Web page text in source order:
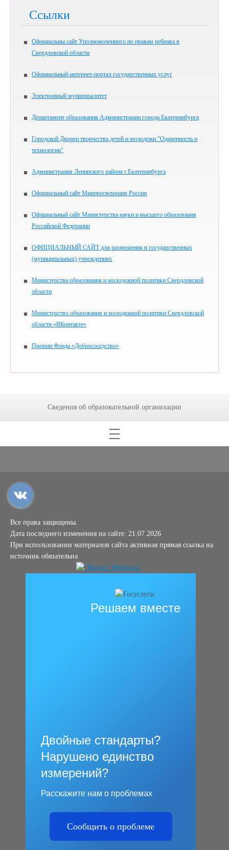
Ссылки
Официальны сайт Уполномоченного по правам ребенка в
Свердловской области
Официальный интернет-портал государственных услуг
Электронный муниципалитет
Департамент образования Администрации города Екатеринбурга
Городской Дворец творчества детей и молодежи "Одаренность и
технологии"
Администрация Ленинского района г.Екатеринбурга
Официальный сайт Минпросвещения России
Официальный сайт Министерства науки и высшего образования
Российской Федерации
ОФИЦИАЛЬНЫЙ САЙТ для размещения в государственных
(муниципальных) учреждениях
Министерства образования и молодежной политики Свердловской
области
Министерство образования и молодежной политики Свердловской
области «ВКонтакте»
Премии Фонда «Добрососедство»
Сведения об образовательной организации
Все права защищены.
Дата последнего изменения на сайте: 21.07.2026
При использовании материалов сайта активная прямая ссылка на
источник обязательна
Решаем вместе
Двойные стандарты?
Нарушено единство
измерений?
Расскажите нам о проблемах
Сообщить о проблеме